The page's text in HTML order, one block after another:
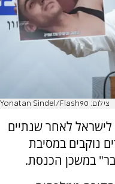
צילום: Yonatan Sindel/Flash90
לאחר שנתיים
נוקבים במסיבת
במשכן הכנסת.